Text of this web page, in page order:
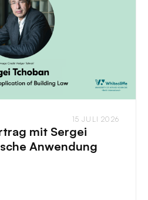
15 JULI 2026
mit Sergei
Anwendung